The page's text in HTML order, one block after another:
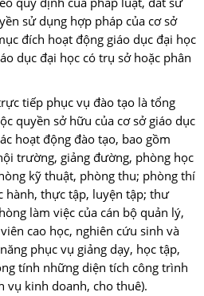
sử dụng hợp pháp của cơ sở
đích hoạt động giáo dục đại học
dục đại học có trụ sở hoặc phân
tiếp phục vụ đào tạo là tổng
quyền sở hữu của cơ sở giáo dục
hoạt động đào tạo, bao gồm
trường, giảng đường, phòng học
kỹ thuật, phòng thu; phòng thí
hành, thực tập, luyện tập; thư
làm việc của cán bộ quản lý,
cao học, nghiên cứu sinh và
phục vụ giảng dạy, học tập,
tính những diện tích công trình
vụ kinh doanh, cho thuê).